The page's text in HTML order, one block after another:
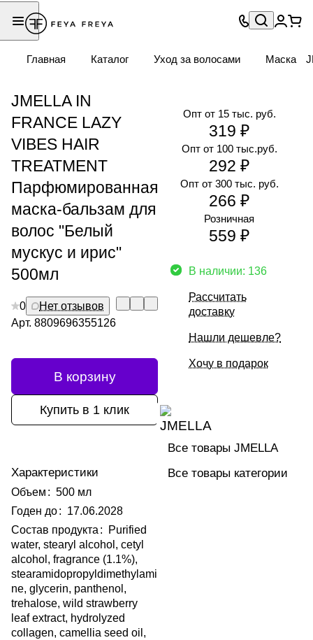
Главная Каталог Уход за волосами Маска
JMELLA IN
FRANCE LAZY
VIBES HAIR
TREATMENT
Парфюмированная
маска-бальзам для
волос "Белый
мускус и ирис"
500мл
0
Нет отзывов
Арт. 8809696355126
В корзину
Купить в 1 клик
Характеристики
Объем : 500 мл
Годен до: 17.06.2028
Состав продукта :
Purified
water, stearyl alcohol, cetyl
alcohol, fragrance (1.1%),
stearamidopropyldimethylami
ne, glycerin, panthenol,
trehalose, wild strawberry
leaf extract, hydrolyzed
collagen, camellia seed oil,
Опт от 300 тыс. руб.
266 ₽
Опт от 15 тыс. руб.
319 ₽
Опт от 100 тыс.руб.
292 ₽
Розничная
559 ₽
В наличии: 136
Рассчитать
доставку
Нашли дешевле?
Хочу в подарок
Все товары JMELLA
Все товары категории